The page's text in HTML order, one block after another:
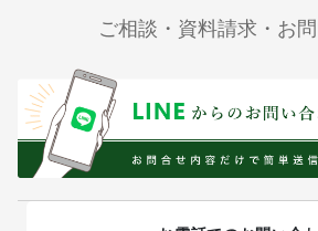
ご相談・資料請求・お